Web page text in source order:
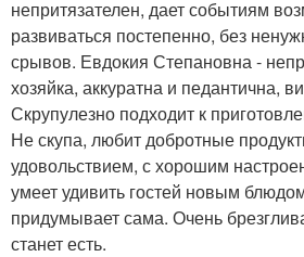
непритязателен, дает событиям
развиваться постепенно, без
срывов. Евдокия Степановна -
хозяйка, аккуратна и педантична,
Скрупулезно подходит к
Не скупа, любит добротные
удовольствием, с хорошим
умеет удивить гостей новым
придумывает сама. Очень
станет есть.